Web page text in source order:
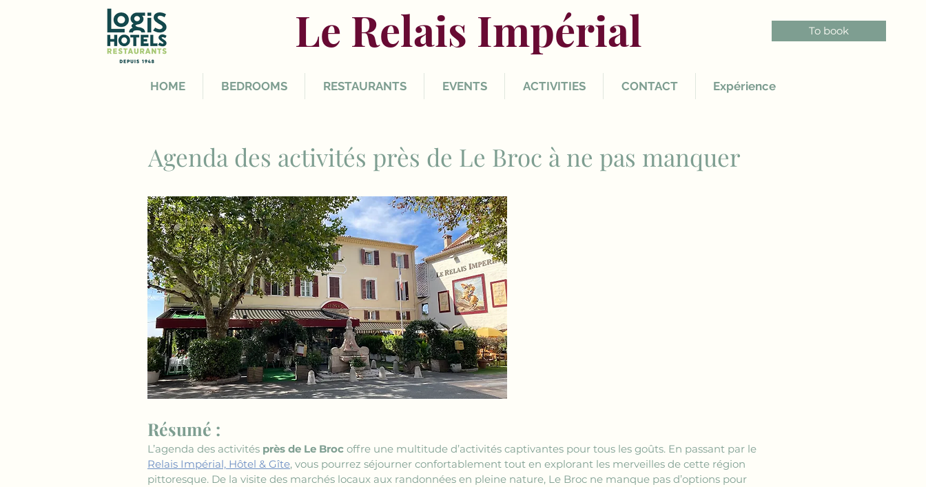
Le Relais Impérial To book
HOME BEDROOMS RESTAURANTS EVENTS ACTIVITIES CONTACT Expérience
Agenda des activités près de Le Broc à ne pas manquer
Résumé :
L’agenda des activités près de Le Broc offre une multitude d’activités captivantes pour tous les goûts. En passant par le
Relais Impérial, Hôtel & Gîte, vous pourrez séjourner confortablement tout en explorant les merveilles de cette région
pittoresque. De la visite des marchés locaux aux randonnées en pleine nature, Le Broc ne manque pas d’options pour